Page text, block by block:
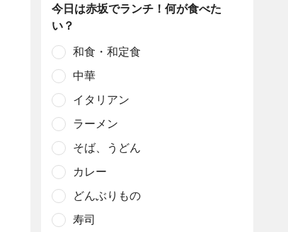
今日は赤坂でランチ！何が食べた
い？
和食・和定食
中華
イタリアン
ラーメン
そば、うどん
カレー
どんぶりもの
寿司